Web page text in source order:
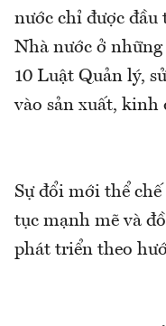
nước chỉ được
Nhà nước ở
10 Luật Quản lý,
vào sản xuất, kinh
Sự đổi mới thể
tục mạnh mẽ và
phát triển theo